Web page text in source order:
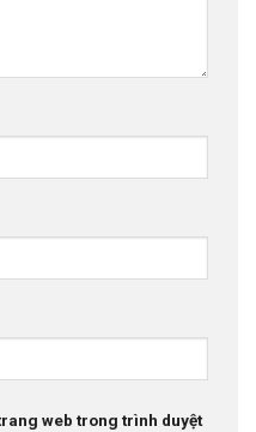
web trong trình duyệt